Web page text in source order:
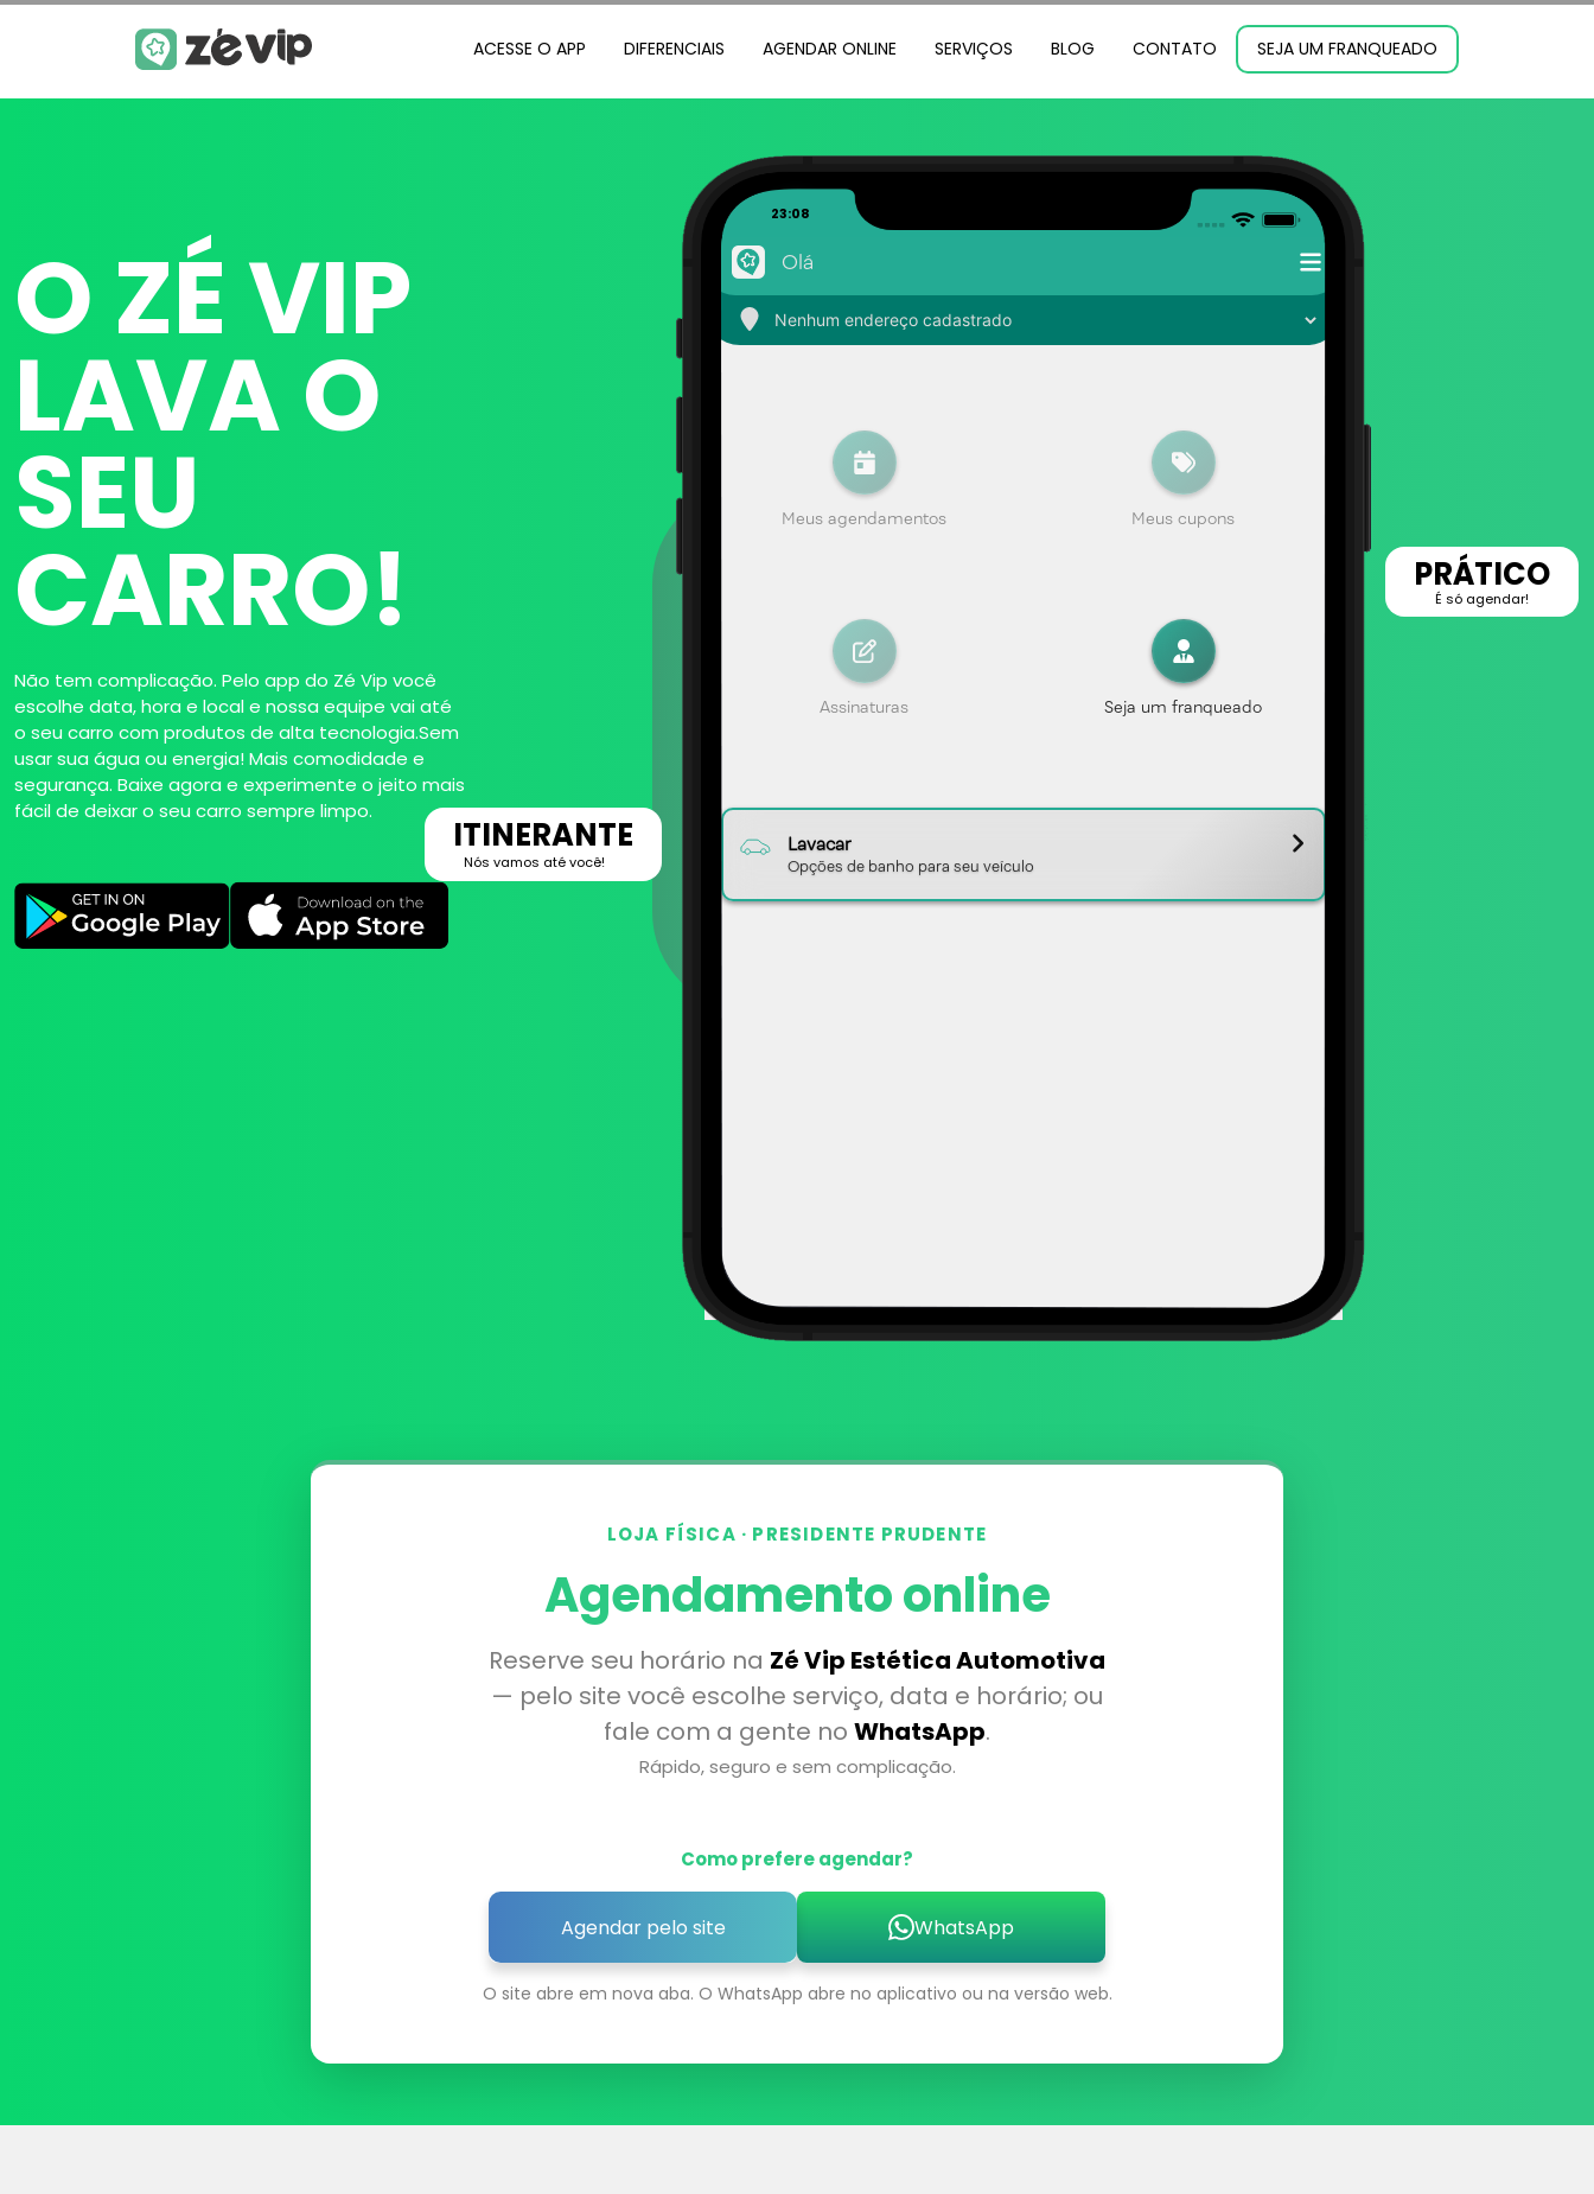
ACESSE O APP DIFERENCIAIS AGENDAR ONLINE SERVIÇOS BLOG CONTATO SEJA UM FRANQUEADO
O ZÉ VIP
LAVA O
SEU
CARRO!
Não tem complicação. Pelo app do Zé Vip você
escolhe data, hora e local e nossa equipe vai até
o seu carro com produtos de alta tecnologia.Sem
usar sua água ou energia! Mais comodidade e
segurança. Baixe agora e experimente o jeito mais
fácil de deixar o seu carro sempre limpo.
23:08
ITINERANTE
Nós vamos até você!
PRÁTICO
É só agendar!
LOJA FÍSICA · PRESIDENTE PRUDENTE
Agendamento online
Reserve seu horário na Zé Vip Estética Automotiva
— pelo site você escolhe serviço, data e horário; ou
fale com a gente no WhatsApp.
Rápido, seguro e sem complicação.
Como prefere agendar?
Agendar pelo site WhatsApp
O site abre em nova aba. O WhatsApp abre no aplicativo ou na versão web.